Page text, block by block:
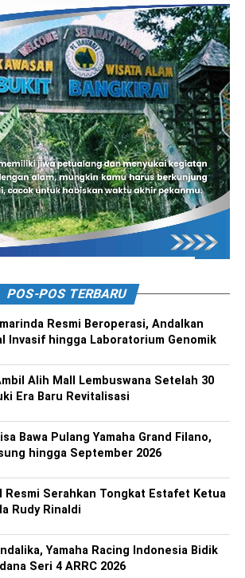
POS-POS TERBARU
Resmi Beroperasi, Andalkan
Invasif hingga Laboratorium Genomik
Alih Mall Lembuswana Setelah 30
Era Baru Revitalisasi
Bawa Pulang Yamaha Grand Filano,
hingga September 2026
Resmi Serahkan Tongkat Estafet Ketua
Rudy Rinaldi
Yamaha Racing Indonesia Bidik
Seri 4 ARRC 2026